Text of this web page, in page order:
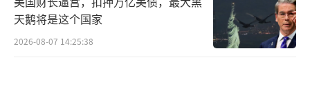
天鹅将是这个国家
2026-08-07 14:25:38